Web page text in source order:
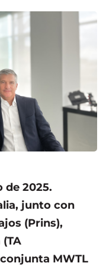
de 2025.
junto con
(Prins),
MWTL